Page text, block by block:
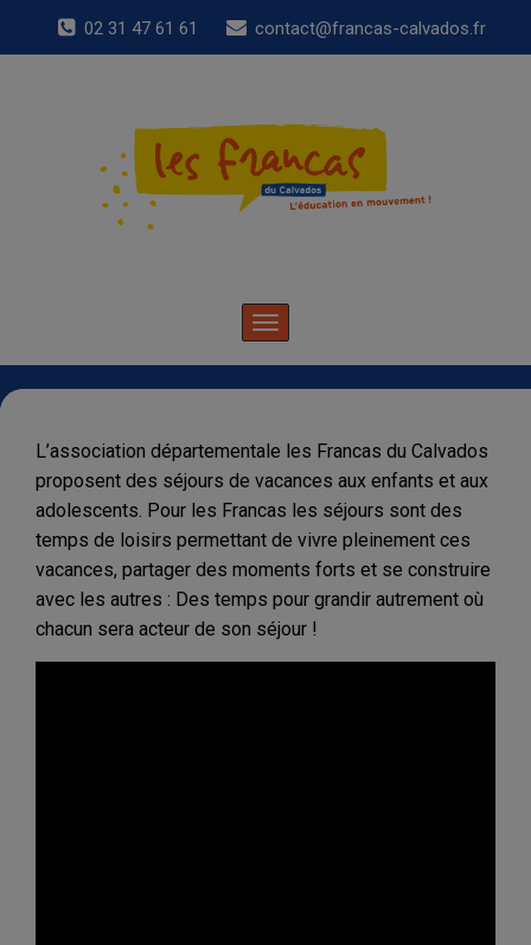
02 31 47 61 61 contact@francas-calvados.fr
Toggle
navigation
L’association départementale les Francas du Calvados
proposent des séjours de vacances aux enfants et aux
adolescents. Pour les Francas les séjours sont des
temps de loisirs permettant de vivre pleinement ces
vacances, partager des moments forts et se construire
avec les autres : Des temps pour grandir autrement où
chacun sera acteur de son séjour !